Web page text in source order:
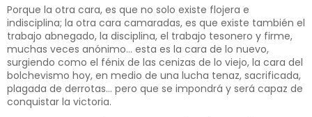
Porque la otra cara, es que no solo existe flojera e
indisciplina; la otra cara camaradas, es que existe también el
trabajo abnegado, la disciplina, el trabajo tesonero y firme,
muchas veces anónimo… esta es la cara de lo nuevo,
surgiendo como el fénix de las cenizas de lo viejo, la cara del
bolchevismo hoy, en medio de una lucha tenaz, sacrificada,
plagada de derrotas… pero que se impondrá y será capaz de
conquistar la victoria.